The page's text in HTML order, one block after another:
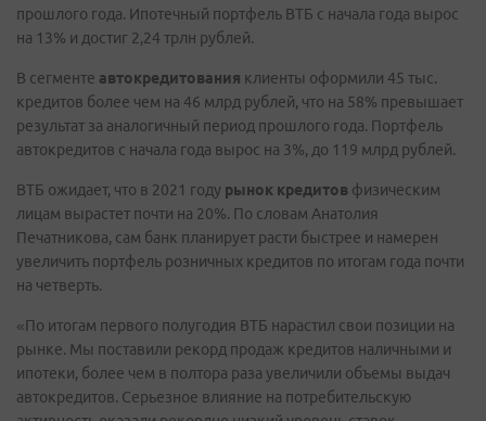
прошлого года. Ипотечный портфель ВТБ с начала года вырос
на 13% и достиг 2,24 трлн рублей.
В сегменте автокредитования клиенты оформили 45 тыс.
кредитов более чем на 46 млрд рублей, что на 58% превышает
результат за аналогичный период прошлого года. Портфель
автокредитов с начала года вырос на 3%, до 119 млрд рублей.
ВТБ ожидает, что в 2021 году рынок кредитов физическим
лицам вырастет почти на 20%. По словам Анатолия
Печатникова, сам банк планирует расти быстрее и намерен
увеличить портфель розничных кредитов по итогам года почти
на четверть.
«По итогам первого полугодия ВТБ нарастил свои позиции на
рынке. Мы поставили рекорд продаж кредитов наличными и
ипотеки, более чем в полтора раза увеличили объемы выдач
автокредитов. Серьезное влияние на потребительскую